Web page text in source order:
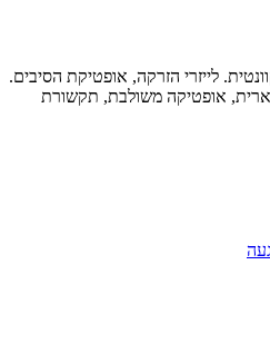
לייזרי הזרקה, אופטיקת הסיבים.
אופטיקה משולבת, תקשורת